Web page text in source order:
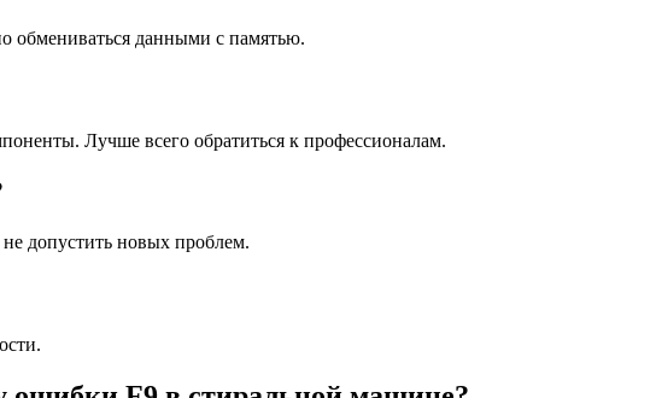
обмениваться данными с памятью.
Лучше всего обратиться к профессионалам.
допустить новых проблем.